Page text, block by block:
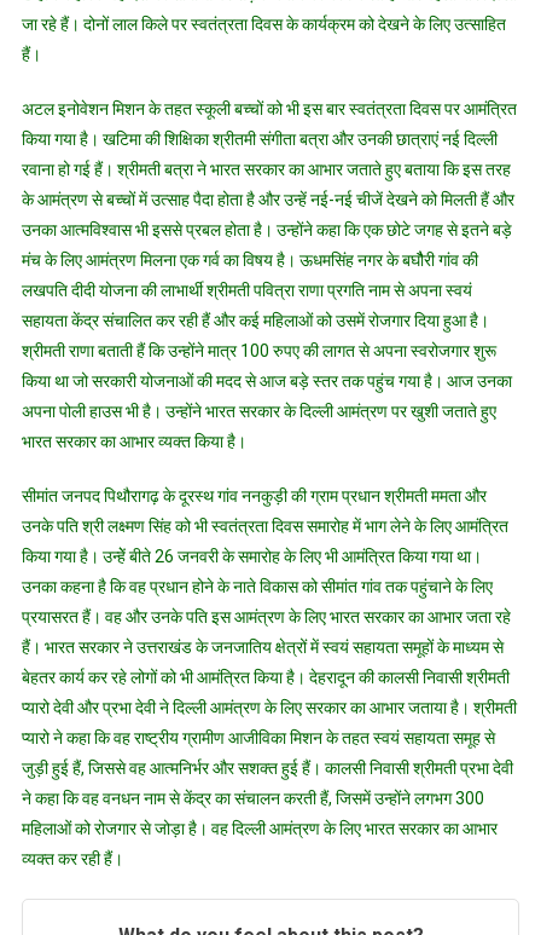
जा रहे हैं। दोनों लाल किले पर स्वतंत्रता दिवस के कार्यक्रम को देखने के लिए उत्साहित
हैं।
अटल इनोवेशन मिशन के तहत स्कूली बच्चों को भी इस बार स्वतंत्रता दिवस पर आमंत्रित
किया गया है। खटिमा की शिक्षिका श्रीतमी संगीता बत्रा और उनकी छात्राएं नई दिल्ली
रवाना हो गई हैं। श्रीमती बत्रा ने भारत सरकार का आभार जताते हुए बताया कि इस तरह
के आमंत्रण से बच्चों में उत्साह पैदा होता है और उन्हें नई-नई चीजें देखने को मिलती हैं और
उनका आत्मविश्वास भी इससे प्रबल होता है। उन्होंने कहा कि एक छोटे जगह से इतने बड़े
मंच के लिए आमंत्रण मिलना एक गर्व का विषय है। ऊधमसिंह नगर के बघौैरी गांव की
लखपति दीदी योजना की लाभार्थी श्रीमती पवित्रा राणा प्रगति नाम से अपना स्वयं
सहायता केंद्र संचालित कर रही हैं और कई महिलाओं को उसमें रोजगार दिया हुआ है।
श्रीमती राणा बताती हैं कि उन्होंने मात्र 100 रुपए की लागत से अपना स्वरोजगार शुरू
किया था जो सरकारी योजनाओं की मदद से आज बड़े स्तर तक पहुंच गया है। आज उनका
अपना पोली हाउस भी है। उन्होंने भारत सरकार के दिल्ली आमंत्रण पर खुशी जताते हुए
भारत सरकार का आभार व्यक्त किया है।
सीमांत जनपद पिथौरागढ़ के दूरस्थ गांव ननकुड़ी की ग्राम प्रधान श्रीमती ममता और
उनके पति श्री लक्ष्मण सिंह को भी स्वतंत्रता दिवस समारोह में भाग लेने के लिए आमंत्रित
किया गया है। उन्हेें बीते 26 जनवरी के समारोह के लिए भी आमंत्रित किया गया था।
उनका कहना है कि वह प्रधान होने के नाते विकास को सीमांत गांव तक पहुंचाने के लिए
प्रयासरत हैं। वह और उनके पति इस आमंत्रण के लिए भारत सरकार का आभार जता रहे
हैं। भारत सरकार ने उत्तराखंड के जनजातिय क्षेत्रों में स्वयं सहायता समूहों के माध्यम से
बेहतर कार्य कर रहे लोगों को भी आमंत्रित किया है। देहरादून की कालसी निवासी श्रीमती
प्यारो देवी और प्रभा देवी ने दिल्ली आमंत्रण के लिए सरकार का आभार जताया है। श्रीमती
प्यारो ने कहा कि वह राष्ट्रीय ग्रामीण आजीविका मिशन के तहत स्वयं सहायता समूह से
जुड़ी हुई हैं, जिससे वह आत्मनिर्भर और सशक्त हुई हैं। कालसी निवासी श्रीमती प्रभा देवी
ने कहा कि वह वनधन नाम से केंद्र का संचालन करती हैं, जिसमें उन्होंने लगभग 300
महिलाओं को रोजगार से जोड़ा है। वह दिल्ली आमंत्रण के लिए भारत सरकार का आभार
व्यक्त कर रही हैं।